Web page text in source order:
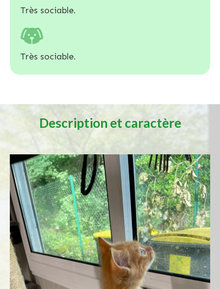
Très sociable.
Très sociable.
Description et caractère